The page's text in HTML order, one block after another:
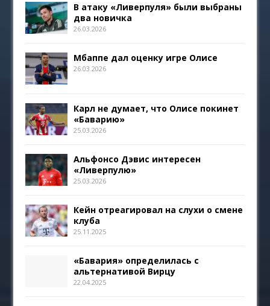
В атаку «Ливерпуля» были выбраны
два новичка
26.03.2026
Мбаппе дал оценку игре Олисе
26.03.2026
Карл не думает, что Олисе покинет
«Баварию»
25.03.2026
Альфонсо Дэвис интересен
«Ливерпулю»
25.03.2026
Кейн отреагировал на слухи о смене
клуба
25.11.2025
«Бавария» определилась с
альтернативой Вирцу
22.04.2025